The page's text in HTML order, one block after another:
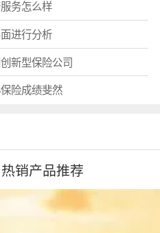
务怎么样
进行分析
新型保险公司
险成绩斐然
销产品推荐